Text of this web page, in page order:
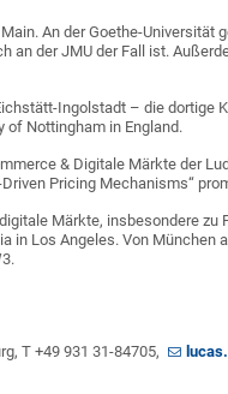
An der Goethe-Universität
der JMU der Fall ist.
Ingolstadt – die dortige
Nottingham in England.
& Digitale Märkte der
Pricing Mechanisms“
Märkte, insbesondere zu
in Los Angeles. Von München
T +49 931 31-84705,